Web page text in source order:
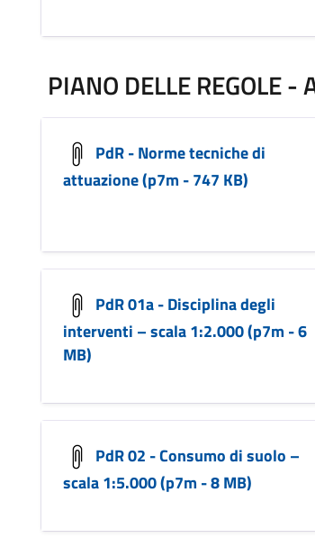
PIANO DELLE REGOLE -
PdR - Norme tecniche di
attuazione (p7m - 747 KB)
PdR 01a - Disciplina degli
interventi – scala 1:2.000 (p7m - 6
MB)
PdR 02 - Consumo di suolo –
scala 1:5.000 (p7m - 8 MB)